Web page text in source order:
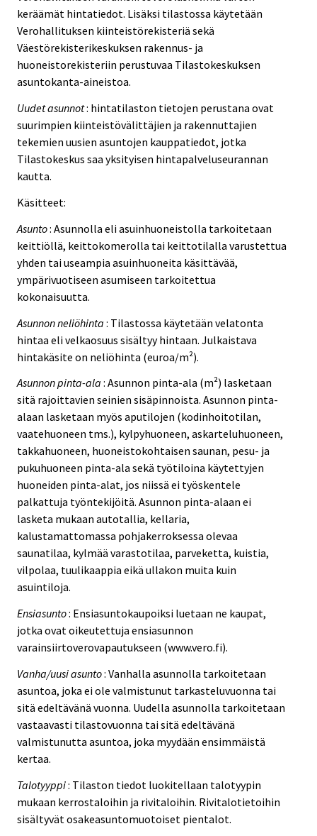
keräämät hintatiedot. Lisäksi tilastossa käytetään
Verohallituksen kiinteistörekisteriä sekä
Väestörekisterikeskuksen rakennus- ja
huoneistorekisteriin perustuvaa Tilastokeskuksen
asuntokanta-aineistoa.
Uudet asunnot: hintatilaston tietojen perustana ovat
suurimpien kiinteistövälittäjien ja rakennuttajien
tekemien uusien asuntojen kauppatiedot, jotka
Tilastokeskus saa yksityisen hintapalveluseurannan
kautta.
Käsitteet:
Asunto: Asunnolla eli asuinhuoneistolla tarkoitetaan
keittiöllä, keittokomerolla tai keittotilalla varustettua
yhden tai useampia asuinhuoneita käsittävää,
ympärivuotiseen asumiseen tarkoitettua
kokonaisuutta.
Asunnon neliöhinta : Tilastossa käytetään velatonta
hintaa eli velkaosuus sisältyy hintaan. Julkaistava
hintakäsite on neliöhinta (euroa/m²).
Asunnon pinta-ala : Asunnon pinta-ala (m²) lasketaan
sitä rajoittavien seinien sisäpinnoista. Asunnon pinta-
alaan lasketaan myös aputilojen (kodinhoitotilan,
vaatehuoneen tms.), kylpyhuoneen, askarteluhuoneen,
takkahuoneen, huoneistokohtaisen saunan, pesu- ja
pukuhuoneen pinta-ala sekä työtiloina käytettyjen
huoneiden pinta-alat, jos niissä ei työskentele
palkattuja työntekijöitä. Asunnon pinta-alaan ei
lasketa mukaan autotallia, kellaria,
kalustamattomassa pohjakerroksessa olevaa
saunatilaa, kylmää varastotilaa, parveketta, kuistia,
vilpolaa, tuulikaappia eikä ullakon muita kuin
asuintiloja.
Ensiasunto: Ensiasuntokaupoiksi luetaan ne kaupat,
jotka ovat oikeutettuja ensiasunnon
varainsiirtoverovapautukseen (www.vero.fi).
Vanha/uusi asunto: Vanhalla asunnolla tarkoitetaan
asuntoa, joka ei ole valmistunut tarkasteluvuonna tai
sitä edeltävänä vuonna. Uudella asunnolla tarkoitetaan
vastaavasti tilastovuonna tai sitä edeltävänä
valmistunutta asuntoa, joka myydään ensimmäistä
kertaa.
Talotyyppi: Tilaston tiedot luokitellaan talotyypin
mukaan kerrostaloihin ja rivitaloihin. Rivitalotietoihin
sisältyvät osakeasuntomuotoiset pientalot.